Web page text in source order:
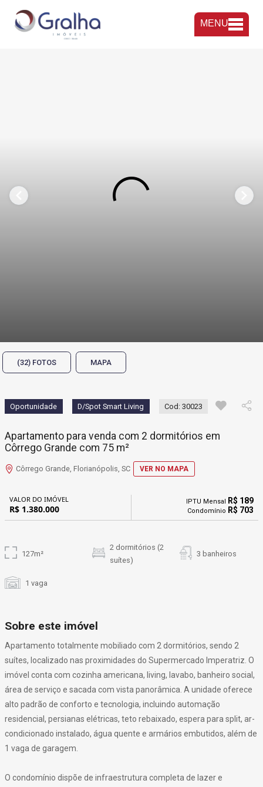
MENU
(32) FOTOS MAPA
Oportunidade D/Spot Smart Living Cod: 30023
Apartamento para venda com 2 dormitórios em
Côrrego Grande com 75 m²
Côrrego Grande, Florianópolis, SC VER NO MAPA
VALOR DO IMÓVEL
R$ 1.380.000
IPTU Mensal R$ 189
Condomínio R$ 703
127m²
2 dormitórios (2
suítes)
3 banheiros
1 vaga
Sobre este imóvel
Apartamento totalmente mobiliado com 2 dormitórios, sendo 2
suítes, localizado nas proximidades do Supermercado Imperatriz. O
imóvel conta com cozinha americana, living, lavabo, banheiro social,
área de serviço e sacada com vista panorâmica. A unidade oferece
alto padrão de conforto e tecnologia, incluindo automação
residencial, persianas elétricas, teto rebaixado, espera para split, ar-
condicionado instalado, água quente e armários embutidos, além de
1 vaga de garagem.
O condomínio dispõe de infraestrutura completa de lazer e